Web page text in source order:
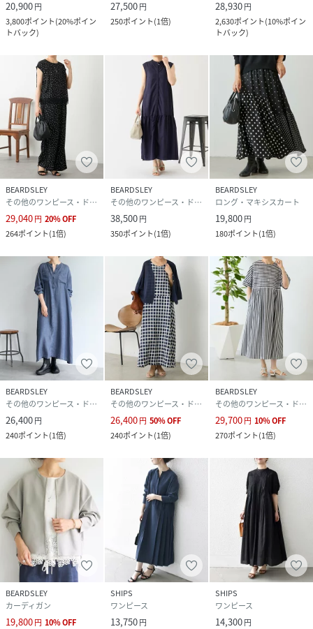
サイズ 0、1、2
PQ8714_BEZ1052209A0006
BEZ1052209A0006-4-8 PQ8714
20,900円
3,800ポイント(20%ポイン
トバック)
27,500円
250ポイント(1倍)
28,930円
2,630ポイント(10%ポイン
トバック)
BEARDSLEY
その他のワンピース・ドレス
29,040円 20%OFF
264ポイント(1倍)
BEARDSLEY
その他のワンピース・ドレス
38,500円
350ポイント(1倍)
BEARDSLEY
ロング・マキシスカート
19,800円
180ポイント(1倍)
BEARDSLEY
その他のワンピース・ドレス
26,400円
240ポイント(1倍)
BEARDSLEY
その他のワンピース・ドレス
26,400円 50%OFF
240ポイント(1倍)
BEARDSLEY
その他のワンピース・ドレス
29,700円 10%OFF
270ポイント(1倍)
BEARDSLEY
カーディガン
19,800円 10%OFF
SHIPS
ワンピース
13,750円
SHIPS
ワンピース
14,300円